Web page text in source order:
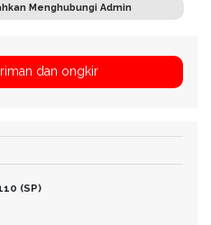
Menghubungi Admin
dan ongkir
(SP)